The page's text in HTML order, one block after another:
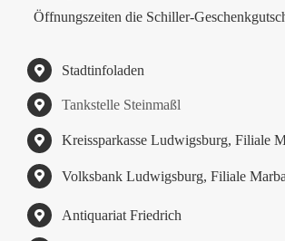
Öffnungszeiten die Schiller-
Stadtinfoladen
Tankstelle Steinmaßl
Kreissparkasse Ludwigsburg, Filiale
Volksbank Ludwigsburg, Filiale
Antiquariat Friedrich